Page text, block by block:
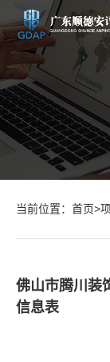
当前位置： 首页>
佛山市腾川装
信息表